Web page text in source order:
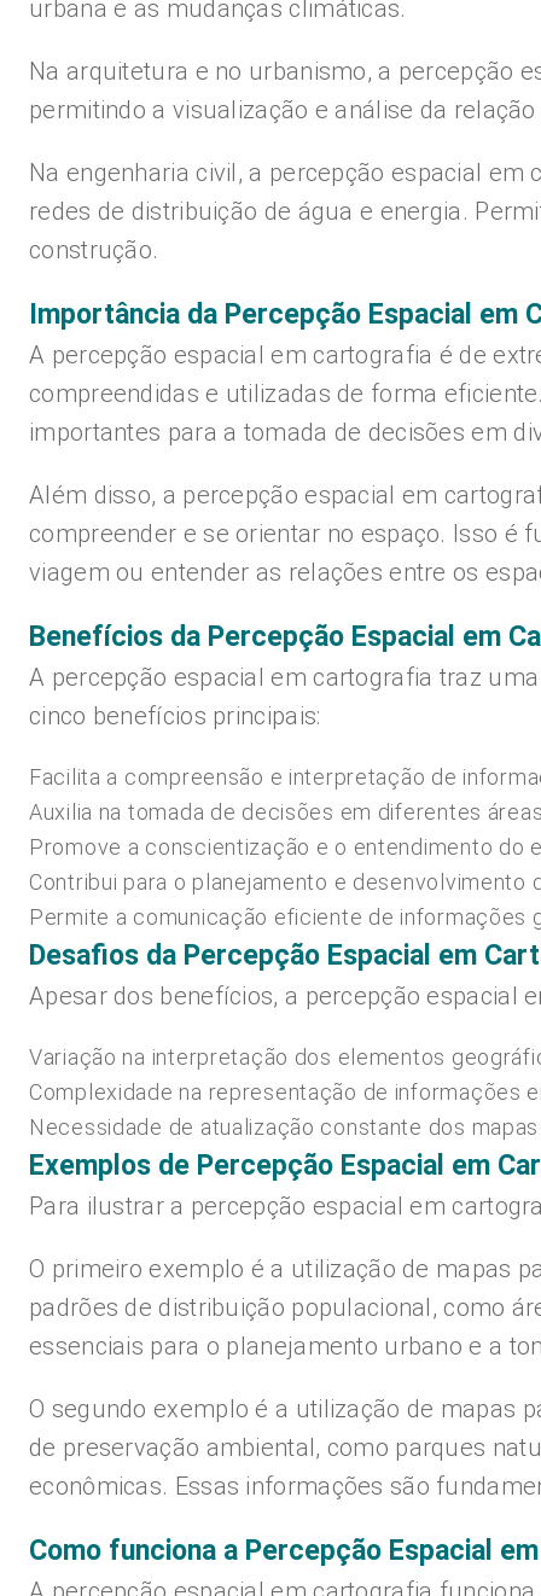
urbana e as mudanças climáticas.
Na arquitetura e no urbanismo, a percepção
permitindo a visualização e análise da
Na engenharia civil, a percepção espacial
redes de distribuição de água e energia.
construção.
Importância da Percepção Espacial em
A percepção espacial em cartografia é de
compreendidas e utilizadas de forma
importantes para a tomada de decisões em
Além disso, a percepção espacial em
compreender e se orientar no espaço. Isso é
viagem ou entender as relações entre os
Benefícios da Percepção Espacial em
A percepção espacial em cartografia traz
cinco benefícios principais:
Facilita a compreensão e interpretação de
Auxilia na tomada de decisões em diferentes
Promove a conscientização e o entendimento do
Contribui para o planejamento e desenvolvimento
Permite a comunicação eficiente de informações
Desafios da Percepção Espacial em
Apesar dos benefícios, a percepção espacial
Variação na interpretação dos elementos
Complexidade na representação de informações
Necessidade de atualização constante dos
Exemplos de Percepção Espacial em
Para ilustrar a percepção espacial em
O primeiro exemplo é a utilização de mapas
padrões de distribuição populacional, como
essenciais para o planejamento urbano e a
O segundo exemplo é a utilização de mapas
de preservação ambiental, como parques
econômicas. Essas informações são
Como funciona a Percepção Espacial